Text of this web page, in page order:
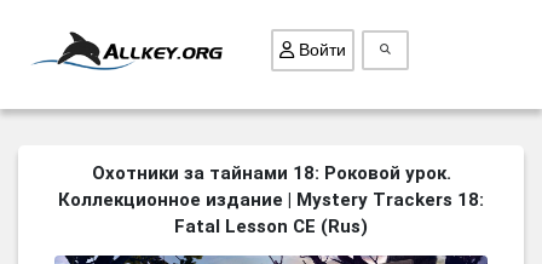
ВСЕ ИГРЫ
ПОИСК ПРЕДМЕТОВ
Войти
Охотники за тайнами 18: Роковой урок.
Коллекционное издание | Mystery Trackers 18:
Fatal Lesson CE (Rus)